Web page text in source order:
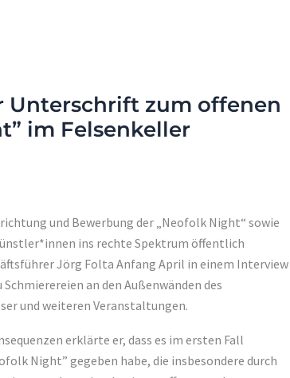
Unterschrift zum offenen
im Felsenkeller
und Bewerbung der „Neofolk Night“ sowie
ins rechte Spektrum öffentlich
Jörg Folta Anfang April in einem Interview
an den Außenwänden des
und weiteren Veranstaltungen.
erklärte er, dass es im ersten Fall
Night” gegeben habe, die insbesondere durch